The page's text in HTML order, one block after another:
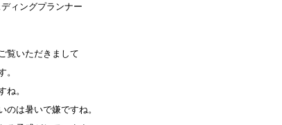
ィングプランナー
覧いただきまして
。
ね。
は暑いで嫌ですね。